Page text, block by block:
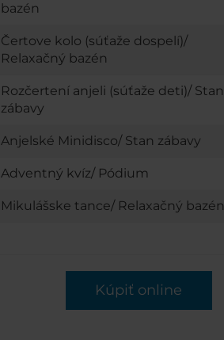
bazén
Čertove kolo (súťaže dospelí)/
Relaxačný bazén
Rozčertení anjeli (súťaže deti)/ Stan
zábavy
Anjelské Minidisco/ Stan zábavy
Adventný kvíz/ Pódium
Mikulášske tance/ Relaxačný bazén
Kúpiť online